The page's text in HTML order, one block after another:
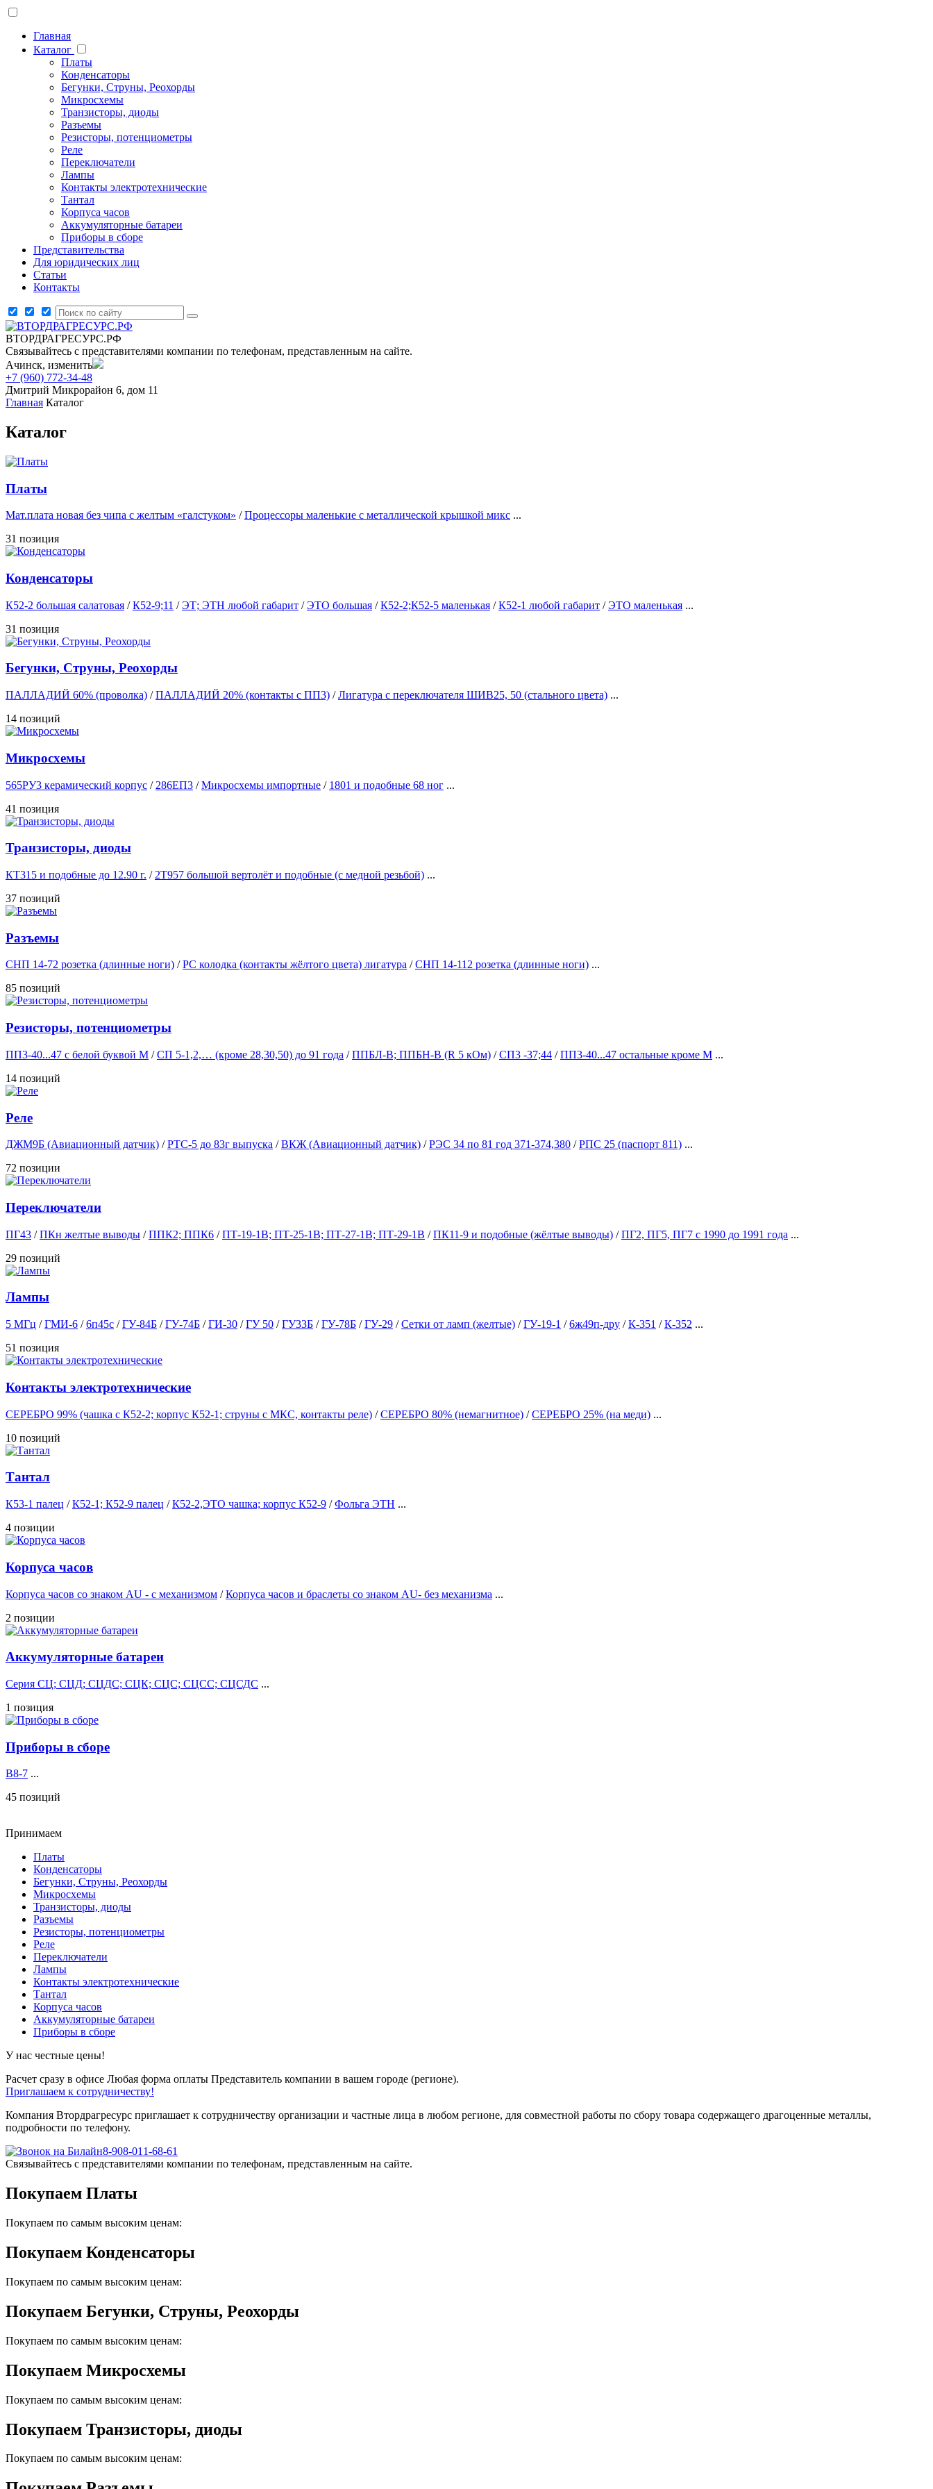
Главная
Каталог
Платы
Конденсаторы
Бегунки, Струны, Реохорды
Микросхемы
Транзисторы, диоды
Разъемы
Резисторы, потенциометры
Реле
Переключатели
Лампы
Контакты электротехнические
Тантал
Корпуса часов
Аккумуляторные батареи
Приборы в сборе
Представительства
Для юридических лиц
Статьи
Контакты
ВТОРДРАГРЕСУРС.РФ
Связывайтесь с представителями компании по телефонам, представленным на сайте.
Ачинск, изменить
+7 (960) 772-34-48
Дмитрий Микрорайон 6, дом 11
Главная Каталог
Каталог
Платы
Мат.плата новая без чипа с желтым «галстуком» /Процессоры маленькие с металлической крышкой микс ...
31 позиция
Конденсаторы
К52-2 большая салатовая /К52-9;11 /ЭТ; ЭТН любой габарит /ЭТО большая /К52-2;К52-5 маленькая /К52-1 любой габарит /ЭТО маленькая ...
31 позиция
Бегунки, Струны, Реохорды
ПАЛЛАДИЙ 60% (проволка) /ПАЛЛАДИЙ 20% (контакты с ПП3) /Лигатура с переключателя ШИВ25, 50 (стального цвета) ...
14 позиций
Микросхемы
565РУ3 керамический корпус / 286ЕП3 /Микросхемы импортные / 1801 и подобные 68 ног ...
41 позиция
Транзисторы, диоды
КТ315 и подобные до 12.90 г. / 2Т957 большой вертолёт и подобные (с медной резьбой) ...
37 позиций
Разъемы
СНП 14-72 розетка (длинные ноги) /РС колодка (контакты жёлтого цвета) лигатура /СНП 14-112 розетка (длинные ноги) ...
85 позиций
Резисторы, потенциометры
ПП3-40...47 с белой буквой М /СП 5-1,2,… (кроме 28,30,50) до 91 года /ППБЛ-В; ППБН-В (R 5 кОм) /СП3 -37;44 /ПП3-40...47 остальные кроме М ...
14 позиций
Реле
ДЖМ9Б (Авиационный датчик) /РТС-5 до 83г выпуска /ВКЖ (Авиационный датчик) /РЭС 34 по 81 год 371-374,380 /РПС 25 (паспорт 811) ...
72 позиции
Переключатели
ПГ43 /ПКн желтые выводы /ППК2; ППК6 /ПТ-19-1В; ПТ-25-1В; ПТ-27-1В; ПТ-29-1В /ПК11-9 и подобные (жёлтые выводы) /ПГ2, ПГ5, ПГ7 с 1990 до 1991 года ...
29 позиций
Лампы
5 МГц /ГМИ-6 /6п45с /ГУ-84Б /ГУ-74Б /ГИ-30 /ГУ 50 /ГУ33Б /ГУ-78Б /ГУ-29 /Сетки от ламп (желтые) /ГУ-19-1 /6ж49п-дру /К-351 /К-352 ...
51 позиция
Контакты электротехнические
СЕРЕБРО 99% (чашка с К52-2; корпус К52-1; струны с МКС, контакты реле) /СЕРЕБРО 80% (немагнитное) /СЕРЕБРО 25% (на меди) ...
10 позиций
Тантал
К53-1 палец /К52-1; К52-9 палец /К52-2,ЭТО чашка; корпус К52-9 /Фольга ЭТН ...
4 позиции
Корпуса часов
Корпуса часов cо знаком AU - с механизмом /Корпуса часов и браслеты со знаком AU- без механизма ...
2 позиции
Аккумуляторные батареи
Серия СЦ; СЦД; СЦДС; СЦК; СЦС; СЦСС; СЦСДС ...
1 позиция
Приборы в сборе
В8-7 ...
45 позиций
Принимаем
Платы
Конденсаторы
Бегунки, Струны, Реохорды
Микросхемы
Транзисторы, диоды
Разъемы
Резисторы, потенциометры
Реле
Переключатели
Лампы
Контакты электротехнические
Тантал
Корпуса часов
Аккумуляторные батареи
Приборы в сборе
У нас честные цены!
Расчет сразу в офисе Любая форма оплаты Представитель компании в вашем городе (регионе).
Приглашаем к сотрудничеству!
Компания Втордрагресурс приглашает к сотрудничеству организации и частные лица в любом регионе, для совместной работы по сбору товара содержащего драгоценные металлы,
подробности по телефону.
8-908-011-68-61
Связывайтесь с представителями компании по телефонам, представленным на сайте.
Покупаем Платы
Покупаем по самым высоким ценам:
Покупаем Конденсаторы
Покупаем по самым высоким ценам:
Покупаем Бегунки, Струны, Реохорды
Покупаем по самым высоким ценам:
Покупаем Микросхемы
Покупаем по самым высоким ценам:
Покупаем Транзисторы, диоды
Покупаем по самым высоким ценам: